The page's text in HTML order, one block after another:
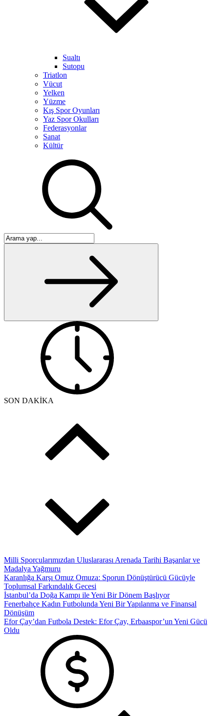
Sualtı
Sutopu
Triatlon
Vücut
Yelken
Yüzme
Kış Spor Oyunları
Yaz Spor Okulları
Federasyonlar
Sanat
Kültür
SON DAKİKA
Milli Sporcularımızdan Uluslararası Arenada Tarihi Başarılar ve
Madalya Yağmuru
Karanlığa Karşı Omuz Omuza: Sporun Dönüştürücü Gücüyle
Toplumsal Farkındalık Gecesi
İstanbul’da Doğa Kampı ile Yeni Bir Dönem Başlıyor
Fenerbahçe Kadın Futbolunda Yeni Bir Yapılanma ve Finansal
Dönüşüm
Efor Çay’dan Futbola Destek: Efor Çay, Erbaaspor’un Yeni Gücü
Oldu